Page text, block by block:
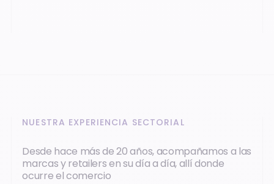
NUESTRA EXPERIENCIA SECTORIAL
Desde hace más de 20 años, acompañamos a las
marcas y retailers en su día a día, allí donde
ocurre el comercio